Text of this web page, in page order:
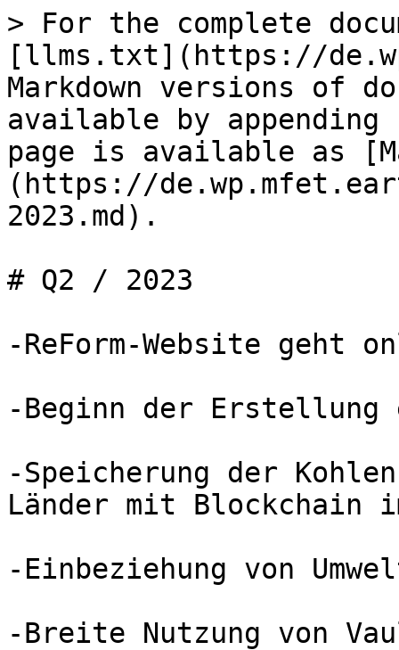
> For the complete
[llms.txt](https://
Markdown versions of
available by
page is available as
(https://
2023.md).
# Q2 / 2023
-ReForm-Website geht
-Beginn der Erstellung
-Speicherung der
Länder mit Blockchain
-Einbeziehung von
-Breite Nutzung von